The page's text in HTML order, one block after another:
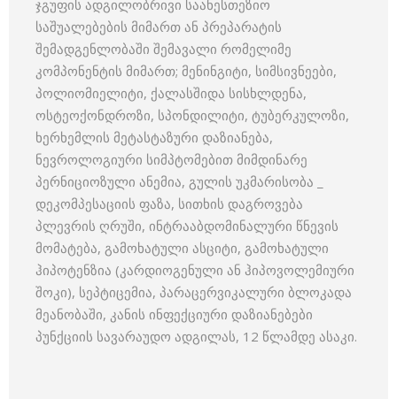
ჯგუფის ადგილობრივი საანესთეზიო
საშუალებების მიმართ ან პრეპარატის
შემადგენლობაში შემავალი რომელიმე
კომპონენტის მიმართ; მენინგიტი, სიმსივნეები,
პოლიომიელიტი, ქალასშიდა სისხლდენა,
ოსტეოქონდროზი, სპონდილიტი, ტუბერკულოზი,
ხერხემლის მეტასტაზური დაზიანება,
ნევროლოგიური სიმპტომებით მიმდინარე
პერნიციოზული ანემია, გულის უკმარისობა _
დეკომპესაციის ფაზა, სითხის დაგროვება
პლევრის ღრუში, ინტრააბდომინალური წნევის
მომატება, გამოხატული ასციტი, გამოხატული
ჰიპოტენზია (კარდიოგენული ან ჰიპოვოლემიური
შოკი), სეპტიცემია, პარაცერვიკალური ბლოკადა
მეანობაში, კანის ინფექციური დაზიანებები
პუნქციის სავარაუდო ადგილას, 12 წლამდე ასაკი.